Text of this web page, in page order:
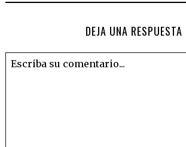
DEJA UNA RESPUESTA